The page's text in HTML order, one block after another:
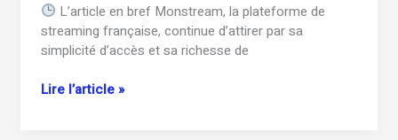
L’article en bref Monstream, la plateforme de
streaming française, continue d’attirer par sa
simplicité d’accès et sa richesse de
Monstream
Lire l’article »